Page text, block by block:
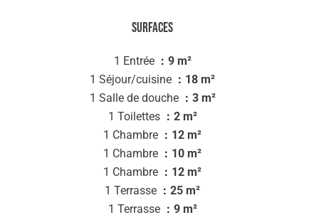
Surfaces
1 Entrée
9 m²
1 Séjour/cuisine
18 m²
1 Salle de douche
3 m²
1 Toilettes
2 m²
1 Chambre
12 m²
1 Chambre
10 m²
1 Chambre
12 m²
1 Terrasse
25 m²
1 Terrasse
9 m²